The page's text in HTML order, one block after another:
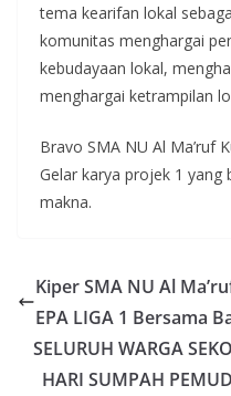
tema kearifan lokal
komunitas menghargai
kebudayaan lokal,
menghargai ketrampilan
Bravo SMA NU Al Ma’ruf
Gelar karya projek 1
makna.
Kiper SMA NU Al
EPA LIGA 1 Bersama
SELURUH WARGA
HARI SUMPAH